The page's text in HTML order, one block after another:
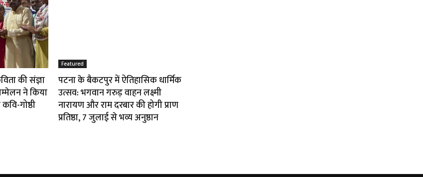
की संज्ञा
ने किया
गोष्ठी
Featured
पटना के बैकटपुर में ऐतिहासिक धार्मिक
उत्सव: भगवान गरुड़ वाहन लक्ष्मी
नारायण और राम दरबार की होगी प्राण
प्रतिष्ठा, 7 जुलाई से भव्य अनुष्ठान